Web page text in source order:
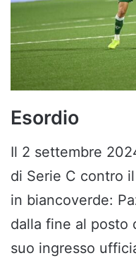
Esordio
Il 2 settembre
di Serie C contro
in biancoverde:
dalla fine al posto
suo ingresso